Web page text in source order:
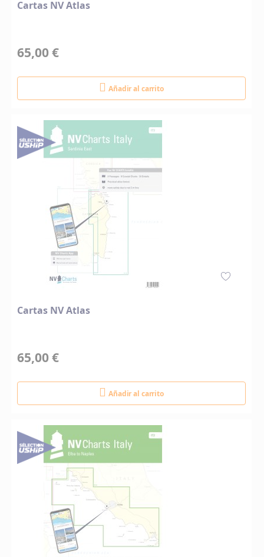
Cartas NV Atlas
65,00 €
Añadir al carrito
Cartas NV Atlas
65,00 €
Añadir al carrito